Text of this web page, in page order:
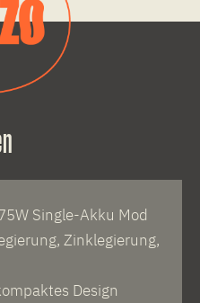
Single-Akku Mod
Zinklegierung,
Design